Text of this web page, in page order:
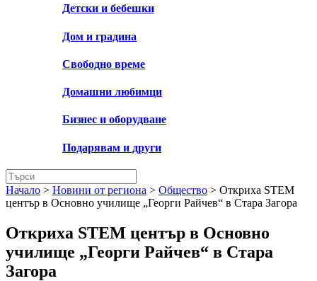
Детски и бебешки
Дом и градина
Свободно време
Домашни любимци
Бизнес и оборудване
Подарявам и други
Начало > Новини от региона > Общество > Откриха STEM
център в Основно училище „Георги Райчев“ в Стара Загора
Откриха STEM център в Основно
училище „Георги Райчев“ в Стара
Загора